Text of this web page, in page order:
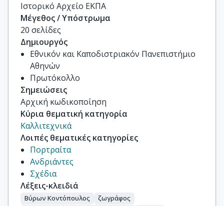
Ιστορικό Αρχείο ΕΚΠΑ
Μέγεθος / Υπόστρωμα
20 σελίδες
Δημιουργός
Εθνικόν και Καποδιστριακόν Πανεπιστήμιο
Αθηνών
Πρωτόκολλο
Σημειώσεις
Αρχική κωδικοποίηση
Κύρια θεματική κατηγορία
Καλλιτεχνικά
Λοιπές θεματικές κατηγορίες
Πορτραίτα
Ανδριάντες
Σχέδια
Λέξεις-κλειδιά
Βύρων Κοντόπουλος
ζωγράφος